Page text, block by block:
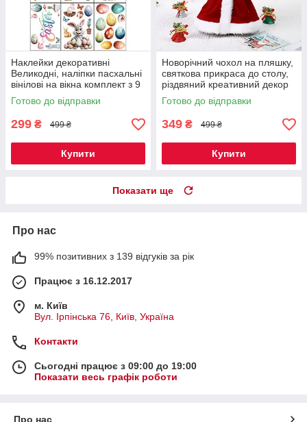
Наклейки декоративні
Великодні, наліпки пасхальні
вінілові на вікна комплект з 9
листів Дизайн №2 Код 00-
0843
Готово до відправки
299 ₴ 499 ₴
Купити
Новорічний чохол на пляшку,
святкова прикраса до столу,
різдвяний креативний декор
Санта-Клаус 1 шт Код 00-
0737
Готово до відправки
349 ₴ 499 ₴
Купити
Показати ще
Про нас
99% позитивних з 139 відгуків за рік
Працює з 16.12.2017
м. Київ
Вул. Ірпінська 76, Київ, Україна
Контакти
Сьогодні працює з 09:00 до 19:00
Показати весь графік роботи
Про нас